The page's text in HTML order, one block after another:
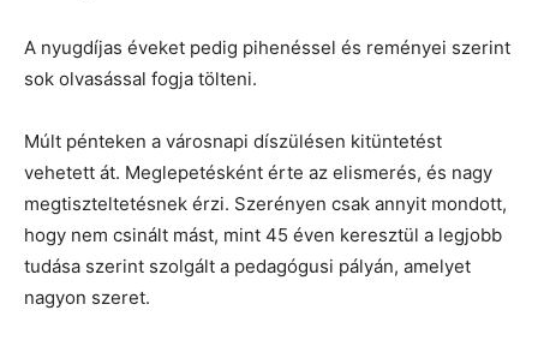
A nyugdíjas éveket pedig pihenéssel és reményei szerint
sok olvasással fogja tölteni.
Múlt pénteken a városnapi díszülésen kitüntetést
vehetett át. Meglepetésként érte az elismerés, és nagy
megtiszteltetésnek érzi. Szerényen csak annyit mondott,
hogy nem csinált mást, mint 45 éven keresztül a legjobb
tudása szerint szolgált a pedagógusi pályán, amelyet
nagyon szeret.